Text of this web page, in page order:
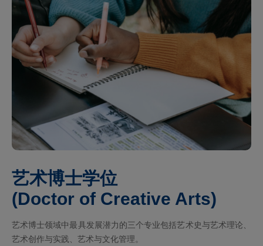
艺术博士学位
(Doctor of Creative Arts)
艺术博士领域中最具发展潜力的三个专业包括艺术史与艺术理论、
艺术创作与实践、艺术与文化管理。